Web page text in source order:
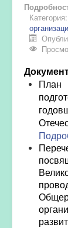
Категория:
План